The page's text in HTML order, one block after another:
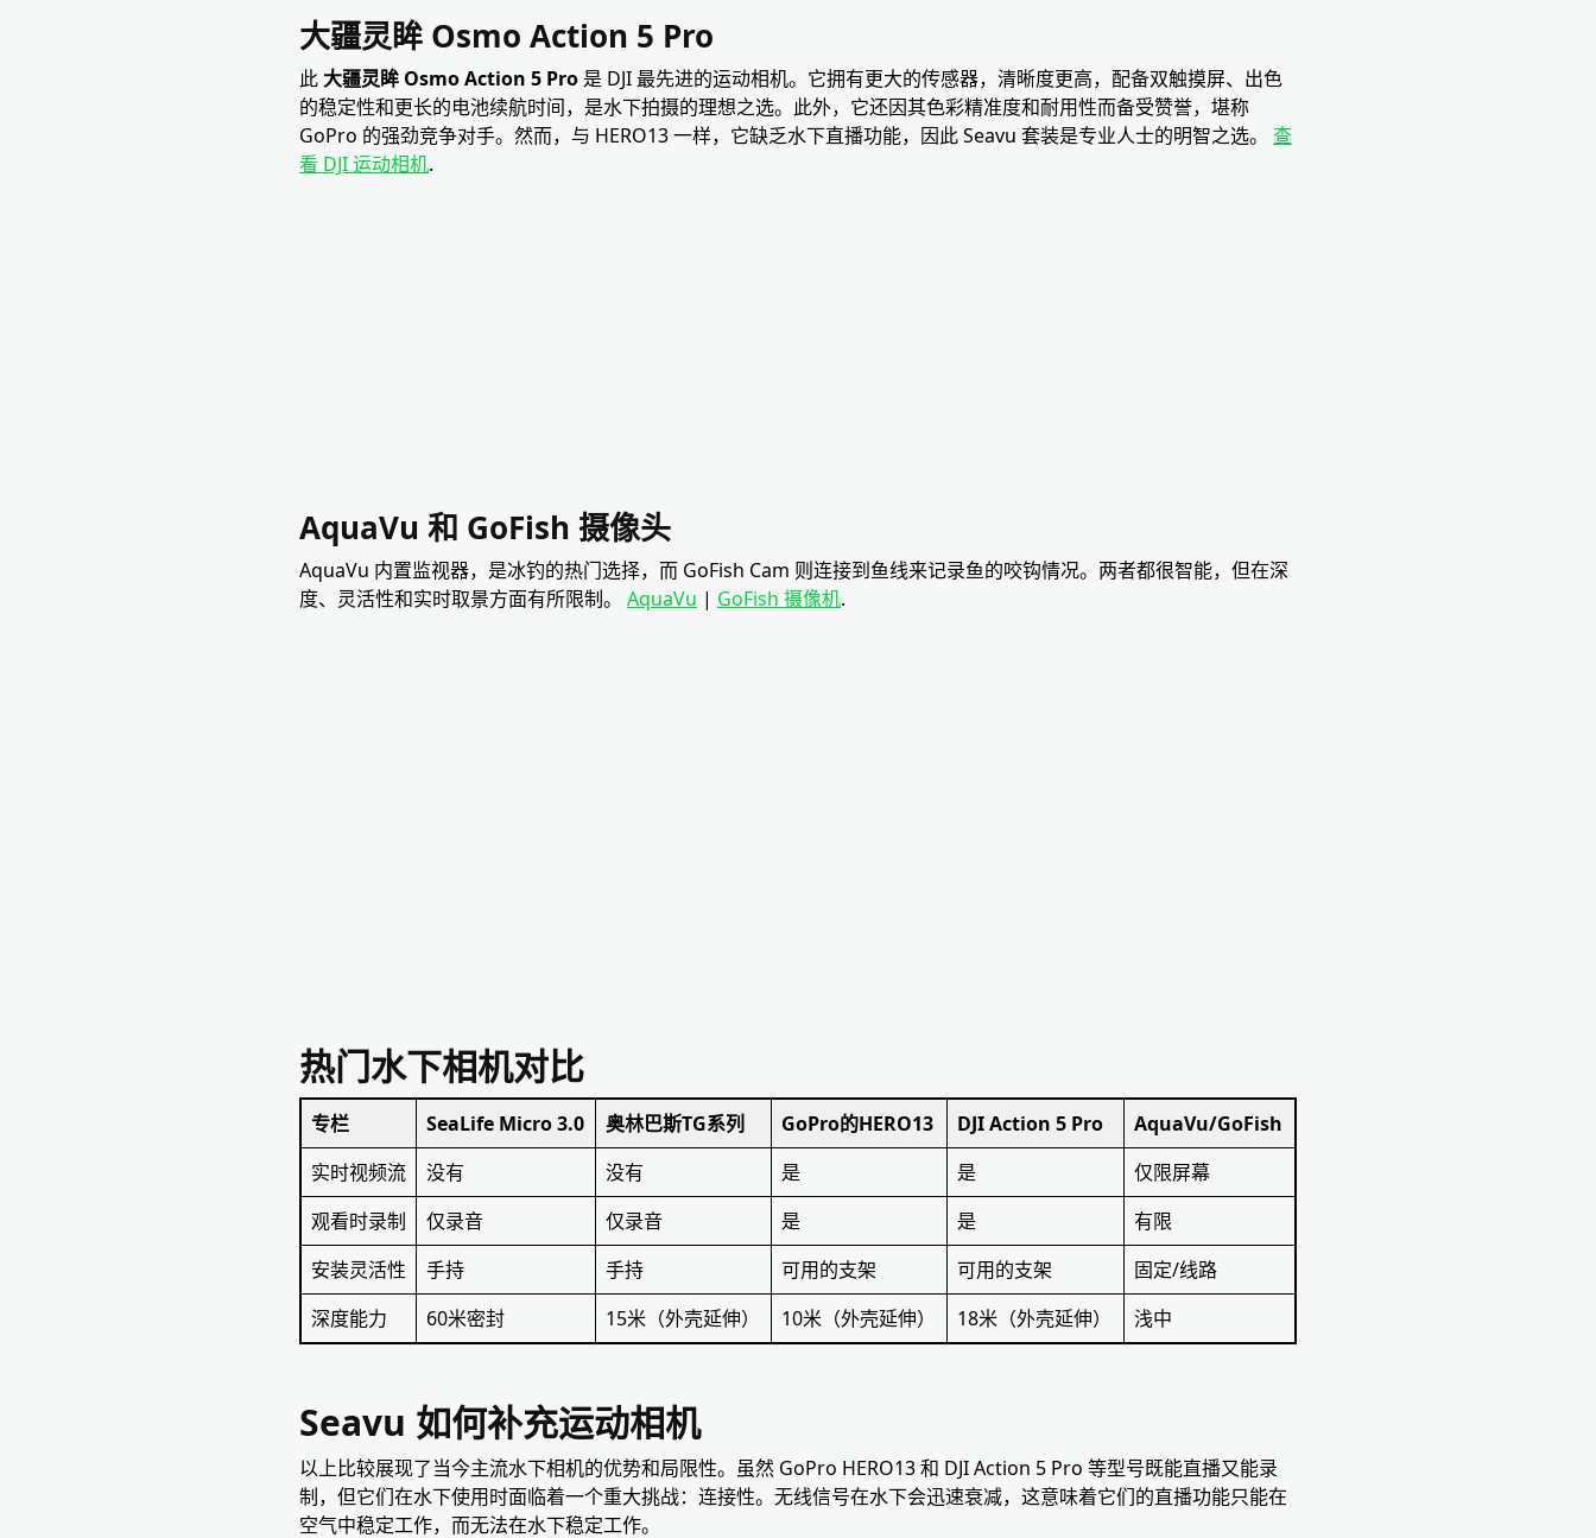
大疆灵眸 Osmo Action 5 Pro
此 大疆灵眸 Osmo Action 5 Pro 是 DJI 最先进的运动相机。它拥有更大的传感器，清晰度更高，配备双触摸屏、出色
的稳定性和更长的电池续航时间，是水下拍摄的理想之选。此外，它还因其色彩精准度和耐用性而备受赞誉，堪称
GoPro 的强劲竞争对手。然而，与 HERO13 一样，它缺乏水下直播功能，因此 Seavu 套装是专业人士的明智之选。 查
看 DJI 运动相机.
AquaVu 和 GoFish 摄像头
AquaVu 内置监视器，是冰钓的热门选择，而 GoFish Cam 则连接到鱼线来记录鱼的咬钩情况。两者都很智能，但在深
度、灵活性和实时取景方面有所限制。 AquaVu | GoFish 摄像机.
热门水下相机对比
专栏 SeaLife Micro 3.0 奥林巴斯TG系列 GoPro的HERO13 DJI Action 5 Pro
AquaVu/GoFish
实时视频流
没有 没有 是 是
仅限屏幕
观看时录制
仅录音 仅录音 是 是
有限
安装灵活性
手持 手持 可用的支架 可用的支架
固定/线路
深度能力
60米密封 15米（外壳延伸） 10米（外壳延伸） 18米（外壳延伸） 浅中
Seavu 如何补充运动相机
以上比较展现了当今主流水下相机的优势和局限性。虽然 GoPro HERO13 和 DJI Action 5 Pro 等型号既能直播又能录
制，但它们在水下使用时面临着一个重大挑战：连接性。无线信号在水下会迅速衰减，这意味着它们的直播功能只能在
空气中稳定工作，而无法在水下稳定工作。